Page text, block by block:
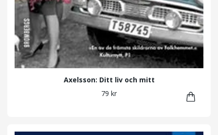
Axelsson: Ditt liv och mitt
79 kr